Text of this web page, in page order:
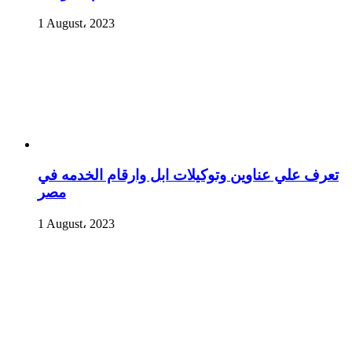
1 August، 2023
تعرف علي عناوين وتوكيلات ابل وارقام الخدمه في
مصر
1 August، 2023